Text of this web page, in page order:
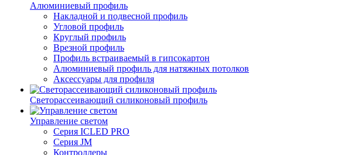
Алюминиевый профиль
Накладной и подвесной профиль
Угловой профиль
Круглый профиль
Врезной профиль
Профиль встраиваемый в гипсокартон
Алюминиевый профиль для натяжных потолков
Аксессуары для профиля
Светорассеивающий силиконовый профиль
Управление светом
Серия ICLED PRO
Серия JM
Контроллеры